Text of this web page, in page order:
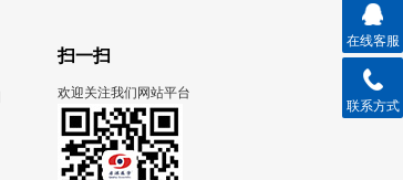
扫一扫
欢迎关注我们网站平台
在线客服
联系方式